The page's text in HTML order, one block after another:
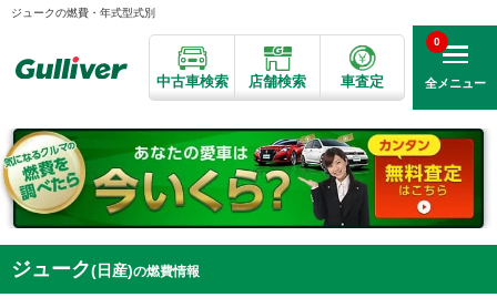
ジュークの燃費・年式型式別
中古車検索 店舗検索 車査定 全メニュー
0
ジューク(日産)の燃費情報